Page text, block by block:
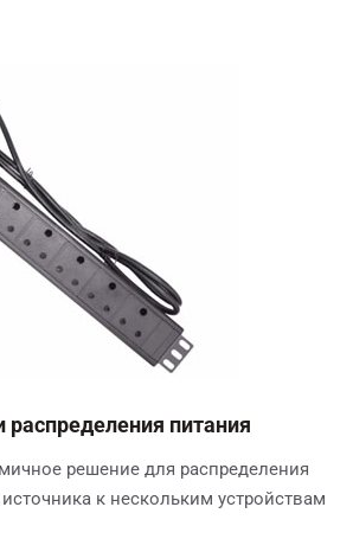
питания
решение для распределения
к нескольким устройствам